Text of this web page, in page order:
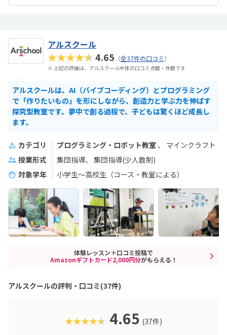
アルスクール
★★★★★4.65 （全37件の口コミ）
※ 上記の評価は、アルスクール全体の口コミ点数・件数です
アルスクールは、AI（バイブコーディング）とプログラミング
で「作りたいもの」を形にしながら、創造力と学ぶ力を伸ばす
探究型教室です。夢中で創る過程で、子どもは驚くほど成長し
ます。
カテゴリ プログラミング・ロボット教室
マインクラフト
授業形式
集団指導
集団指導(少人数制)
対象学年
小学生～高校生（コース・教室による）
体験レッスン＋口コミ投稿で
Amazonギフトカード2,000円分がもらえる！
アルスクールの評判・口コミ(37件)
★★★★★ 4.65 (37件)